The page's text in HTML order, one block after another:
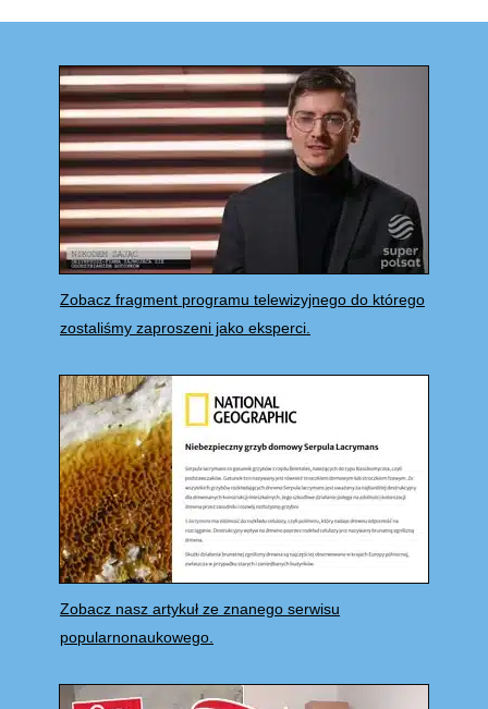
Zobacz fragment programu telewizyjnego do którego
zostaliśmy zaproszeni jako eksperci.
Zobacz nasz artykuł ze znanego serwisu
popularnonaukowego.